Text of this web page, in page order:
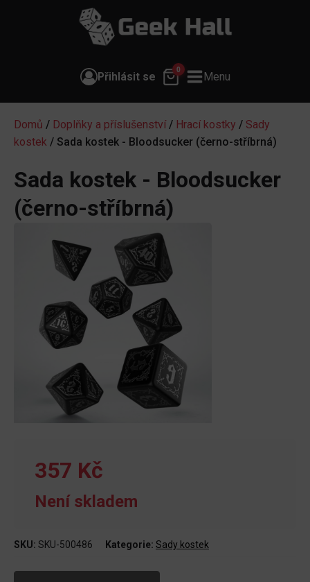
Přihlásit se
0
Menu
Domů / Doplňky a příslušenství / Hrací kostky / Sady
kostek / Sada kostek - Bloodsucker (černo-stříbrná)
Sada kostek - Bloodsucker
(černo-stříbrná)
357 Kč
Není skladem
SKU: SKU-500486 Kategorie: Sady kostek